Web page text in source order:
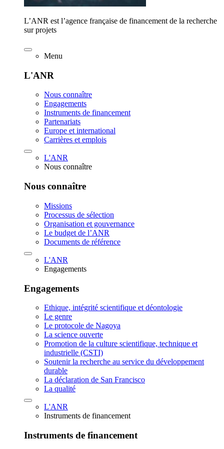
L’ANR est l’agence française de financement de la recherche
sur projets
Menu
L'ANR
Nous connaître
Engagements
Instruments de financement
Partenariats
Europe et international
Carrières et emplois
L'ANR
Nous connaître
Nous connaître
Missions
Processus de sélection
Organisation et gouvernance
Le budget de l’ANR
Documents de référence
L'ANR
Engagements
Engagements
Ethique, intégrité scientifique et déontologie
Le genre
Le protocole de Nagoya
La science ouverte
Promotion de la culture scientifique, technique et
industrielle (CSTI)
Soutenir la recherche au service du développement
durable
La déclaration de San Francisco
La qualité
L'ANR
Instruments de financement
Instruments de financement